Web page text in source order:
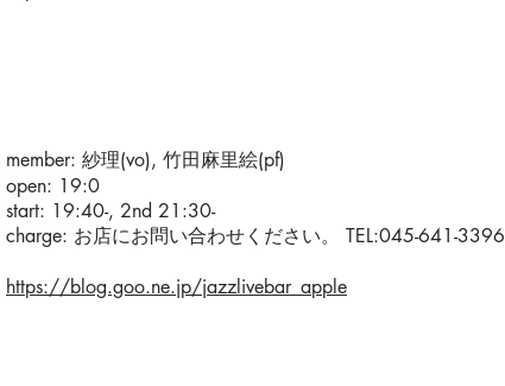
member: 紗理(vo), 竹田麻里絵(pf)
open: 19:0
start: 19:40-, 2nd 21:30-
charge: お店にお問い合わせください。 TEL:045-641-3396
https://blog.goo.ne.jp/jazzlivebar_apple